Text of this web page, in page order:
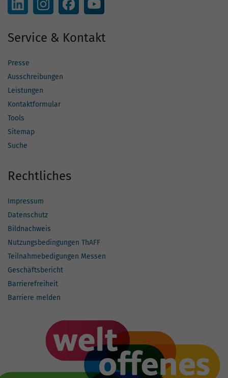
Service & Kontakt
Presse
Ausschreibungen
Leistungen
Kontaktformular
Tools
Sitemap
Suche
Rechtliches
Impressum
Datenschutz
Bildnachweis
Nutzungsbedingungen ThAFF
Teilnahmebedigungen Messen
Geschäftsbericht
Barrierefreiheit
Barriere melden